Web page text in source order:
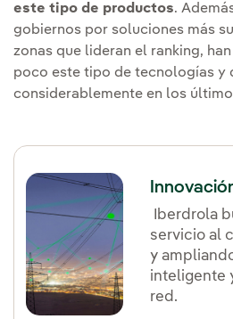
este tipo de productos.
gobiernos por soluciones más
zonas que lideran el ranking,
poco este tipo de tecnologías y
considerablemente en los
Iberdrola
servicio al
y
inteligente
red.